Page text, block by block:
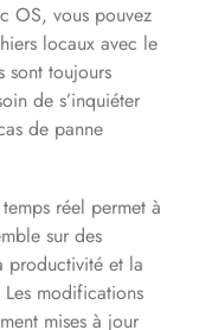
OS, vous pouvez
locaux avec le
sont toujours
de s’inquiéter
de panne
réel permet à
sur des
productivité et la
modifications
mises à jour